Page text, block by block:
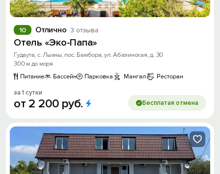
Отлично 3 отзыва
10
Отель «Эко-Папа»
Гудаута, с. Лыхны, пос. Бамбора, ул. Абазинская, д. 30
300 м до моря
Питание
Бассейн Парковка Мангал Ресторан
за 1 сутки
от 2 200 руб. Бесплатая отмена